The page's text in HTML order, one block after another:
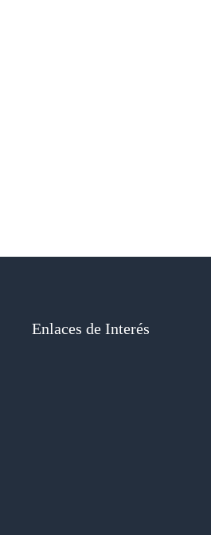
Enlaces de Interés